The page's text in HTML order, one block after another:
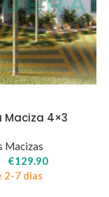
Maciza 4×3
Macizas
€129.90
2-7 dias